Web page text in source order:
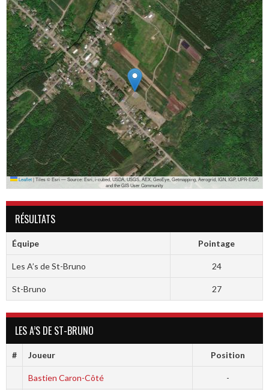
Leaflet|Tiles © Esri — Source: Esri, i-cubed, USDA, USGS, AEX, GeoEye, Getmapping, Aerogrid, IGN, IGP, UPR-EGP,
and the GIS User Community
RÉSULTATS
Équipe Pointage
Les A’s de St-Bruno 24
St-Bruno 27
LES A’S DE ST-BRUNO
# Joueur Position
Bastien Caron-Côté -